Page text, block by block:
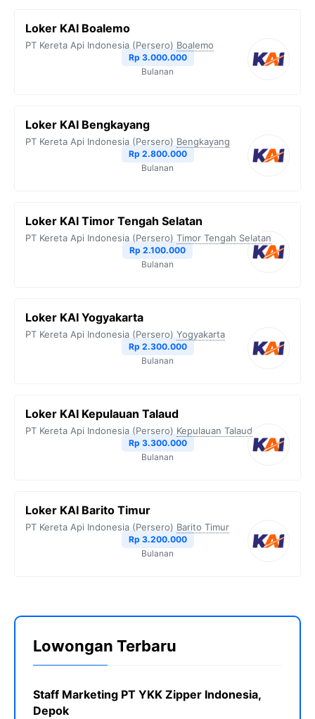
Loker KAI Boalemo
PT Kereta Api Indonesia (Persero) Boalemo
Rp 3.000.000
Bulanan
Loker KAI Bengkayang
PT Kereta Api Indonesia (Persero) Bengkayang
Rp 2.800.000
Bulanan
Loker KAI Timor Tengah Selatan
PT Kereta Api Indonesia (Persero) Timor Tengah Selatan
Rp 2.100.000
Bulanan
Loker KAI Yogyakarta
PT Kereta Api Indonesia (Persero) Yogyakarta
Rp 2.300.000
Bulanan
Loker KAI Kepulauan Talaud
PT Kereta Api Indonesia (Persero) Kepulauan Talaud
Rp 3.300.000
Bulanan
Loker KAI Barito Timur
PT Kereta Api Indonesia (Persero) Barito Timur
Rp 3.200.000
Bulanan
Lowongan Terbaru
Staff Marketing PT YKK Zipper Indonesia,
Depok